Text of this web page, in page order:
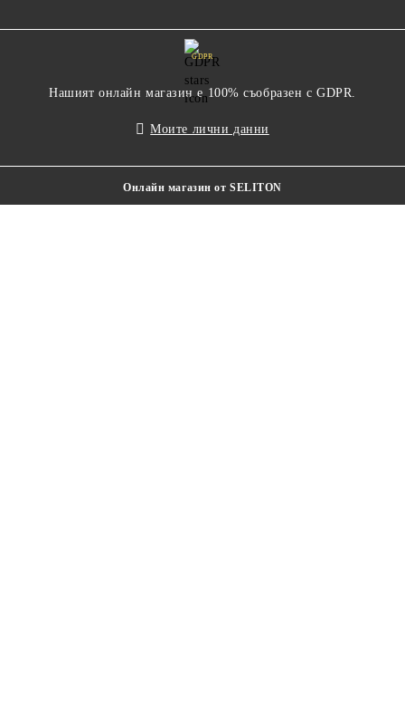
GDPR
Нашият онлайн магазин е 100% съобразен с GDPR.
Моите лични данни
Онлайн магазин от SELITON